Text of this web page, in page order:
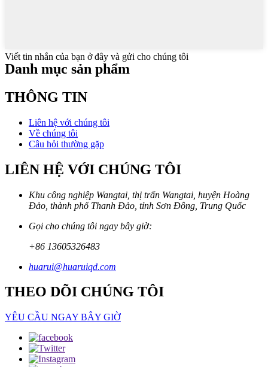
Viết tin nhắn của bạn ở đây và gửi cho chúng tôi
Danh mục sản phẩm
THÔNG TIN
Liên hệ với chúng tôi
Về chúng tôi
Câu hỏi thường gặp
LIÊN HỆ VỚI CHÚNG TÔI
Khu công nghiệp Wangtai, thị trấn Wangtai, huyện Hoàng
Đảo, thành phố Thanh Đảo, tỉnh Sơn Đông, Trung Quốc
Gọi cho chúng tôi ngay bây giờ:
+86 13605326483
huarui@huaruiqd.com
THEO DÕI CHÚNG TÔI
YÊU CẦU NGAY BÂY GIỜ